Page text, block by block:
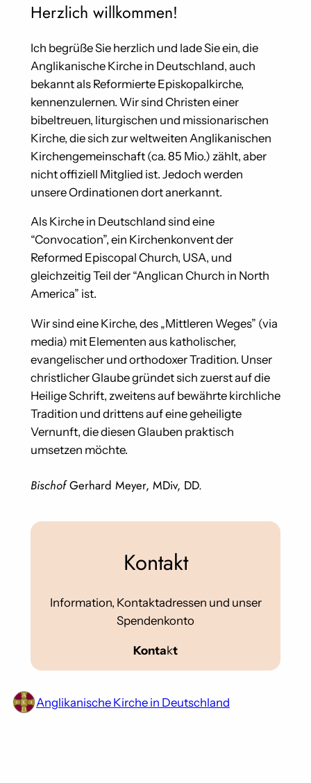
Herzlich willkommen!
Ich begrüße Sie herzlich und lade Sie ein, die
Anglikanische Kirche in Deutschland, auch
bekannt als Reformierte Episkopalkirche,
kennenzulernen. Wir sind Christen einer
bibeltreuen, liturgischen und missionarischen
Kirche, die sich zur weltweiten Anglikanischen
Kirchengemeinschaft (ca. 85 Mio.) zählt, aber
nicht offiziell Mitglied ist. Jedoch werden
unsere Ordinationen dort anerkannt.
Als Kirche in Deutschland sind eine
“Convocation”, ein Kirchenkonvent der
Reformed Episcopal Church, USA, und
gleichzeitig Teil der “Anglican Church in North
America” ist.
Wir sind eine Kirche, des „Mittleren Weges” (via
media) mit Elementen aus katholischer,
evangelischer und orthodoxer Tradition. Unser
christlicher Glaube gründet sich zuerst auf die
Heilige Schrift, zweitens auf bewährte kirchliche
Tradition und drittens auf eine geheiligte
Vernunft, die diesen Glauben praktisch
umsetzen möchte.
BischofGerhard Meyer, MDiv, DD.
Kontakt
Information, Kontaktadressen und unser
Spendenkonto
Kontakt
Anglikanische Kirche in Deutschland